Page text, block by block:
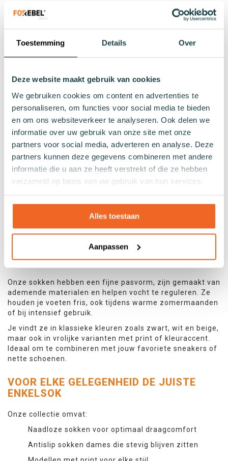
Toestemming Details Over
Deze website maakt gebruik van cookies
We gebruiken cookies om content en advertenties te
personaliseren, om functies voor social media te bieden
en om ons websiteverkeer te analyseren. Ook delen we
informatie over uw gebruik van onze site met onze
partners voor social media, adverteren en analyse. Deze
partners kunnen deze gegevens combineren met andere
informatie die u aan ze heeft verstrekt of die ze hebben
verzameld op basis van uw gebruik van hun services.
Alles toestaan
Aanpassen
Binnen 30 dagen na bestelling
WAAROM KIEZEN VOOR DAMES
ENKELSOKKEN?
Enkelsokken voor dames zijn ideaal voor wie sokken
Subtiel zichtbaar zijn boven lage schoenen zoals
sneakers of instappers
Ventilatie en comfort bieden tijdens warme dagen
Goed blijven zitten en niet afzakken
Zowel sportief als casual gedragen kunnen worden
Onze sokken hebben een fijne pasvorm, zijn gemaakt van
ademende materialen en helpen vocht te reguleren. Ze
houden je voeten fris, ook tijdens warme zomermaanden
of bij intensief gebruik.
Je vindt ze in klassieke kleuren zoals zwart, wit en beige,
maar ook in vrolijke varianten met print of kleuraccent.
Ideaal om te combineren met jouw favoriete sneakers of
nette schoenen.
VOOR ELKE GELEGENHEID DE JUISTE
ENKELSOK
Onze collectie omvat:
Naadloze sokken voor optimaal draagcomfort
Antislip sokken dames die stevig blijven zitten